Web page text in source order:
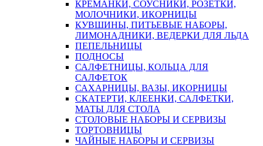
КРЕМАНКИ, СОУСНИКИ, РОЗЕТКИ,
МОЛОЧНИКИ, ИКОРНИЦЫ
КУВШИНЫ, ПИТЬЕВЫЕ НАБОРЫ,
ЛИМОНАДНИКИ, ВЕДЕРКИ ДЛЯ ЛЬДА
ПЕПЕЛЬНИЦЫ
ПОДНОСЫ
САЛФЕТНИЦЫ, КОЛЬЦА ДЛЯ
САЛФЕТОК
САХАРНИЦЫ, ВАЗЫ, ИКОРНИЦЫ
СКАТЕРТИ, КЛЕЕНКИ, САЛФЕТКИ,
МАТЫ ДЛЯ СТОЛА
СТОЛОВЫЕ НАБОРЫ И СЕРВИЗЫ
ТОРТОВНИЦЫ
ЧАЙНЫЕ НАБОРЫ И СЕРВИЗЫ